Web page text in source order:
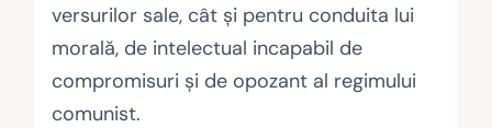
versurilor sale, cât și pentru conduita lui
morală, de intelectual incapabil de
compromisuri și de opozant al regimului
comunist.